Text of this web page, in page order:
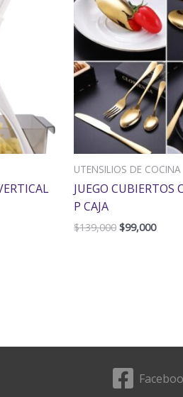
UTENSILIOS DE COCINA
JUEGO CUBIERTOS
P CAJA
$139,000
era:
$139,000.
$99,000
es: